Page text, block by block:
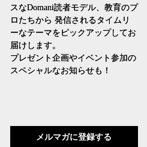
スなDomani読者モデル、教育のプ
ロたちから 発信されるタイムリ
ーなテーマをピックアップしてお
届けします。
プレゼント企画やイベント参加の
スペシャルなお知らせも！
メルマガに登録する